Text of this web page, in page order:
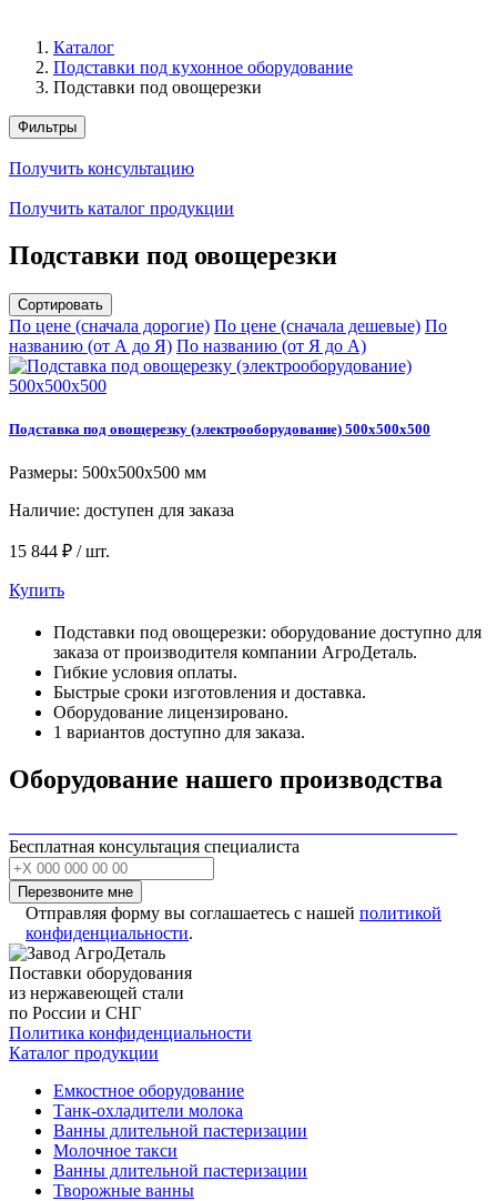
Каталог
Подставки под кухонное оборудование
Подставки под овощерезки
Фильтры
Получить консультацию
Получить каталог продукции
Подставки под овощерезки
Сортировать
По цене (сначала дорогие) По цене (сначала дешевые) По
названию (от А до Я) По названию (от Я до А)
Подставка под овощерезку (электрооборудование) 500x500x500
Размеры: 500x500x500 мм
Наличие: доступен для заказа
15 844 ₽ / шт.
Купить
Подставки под овощерезки: оборудование доступно для
заказа от производителя компании АгроДеталь.
Гибкие условия оплаты.
Быстрые сроки изготовления и доставка.
Оборудование лицензировано.
1 вариантов доступно для заказа.
Оборудование нашего производства
Бесплатная консультация специалиста
Перезвоните мне
Отправляя форму вы соглашаетесь с нашей политикой
конфиденциальности.
Поставки оборудования
из нержавеющей стали
по России и СНГ
Политика конфиденциальности
Каталог продукции
Емкостное оборудование
Танк-охладители молока
Ванны длительной пастеризации
Молочное такси
Ванны длительной пастеризации
Творожные ванны